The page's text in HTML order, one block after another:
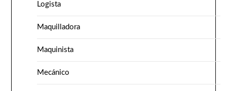
Logista
Maquilladora
Maquinista
Mecánico